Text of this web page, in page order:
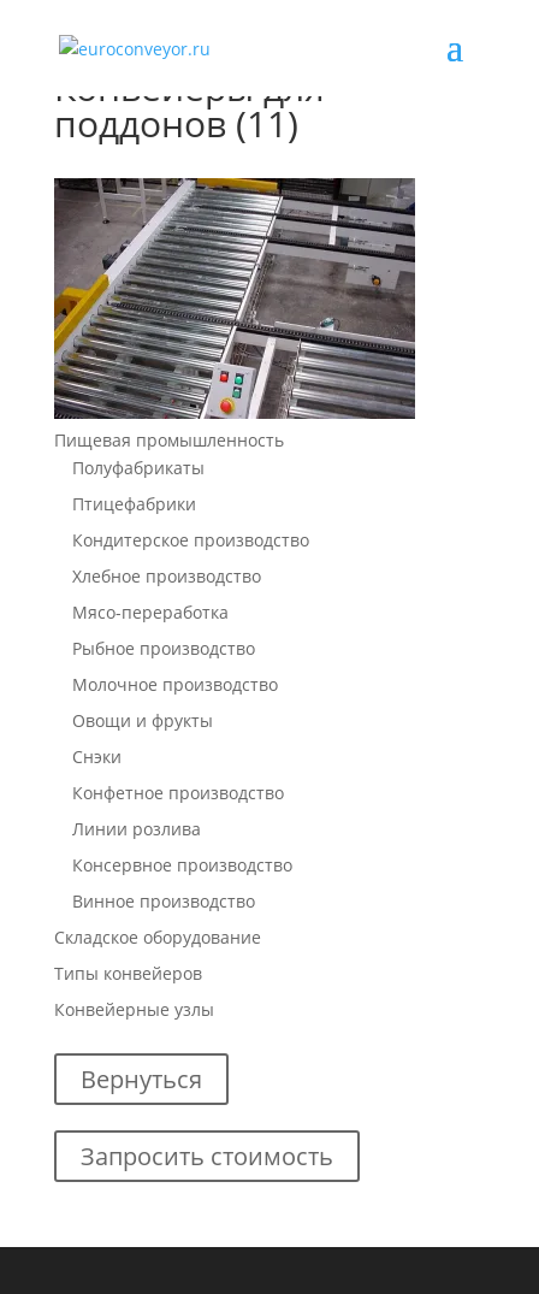
Конвейеры для
поддонов (11)
Пищевая промышленность
Полуфабрикаты
Птицефабрики
Кондитерское производство
Хлебное производство
Мясо-переработка
Рыбное производство
Молочное производство
Овощи и фрукты
Снэки
Конфетное производство
Линии розлива
Консервное производство
Винное производство
Складское оборудование
Типы конвейеров
Конвейерные узлы
Вернуться
Запросить стоимость